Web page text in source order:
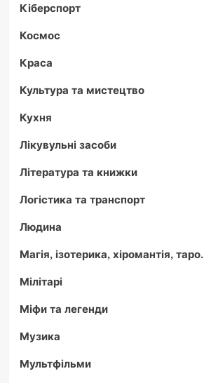
Кіберспорт
Космос
Краса
Культура та мистецтво
Кухня
Лікувульні засоби
Література та книжки
Логістика та транспорт
Людина
Магія, ізотерика, хіромантія, таро.
Мілітарі
Міфи та легенди
Музика
Мультфільми